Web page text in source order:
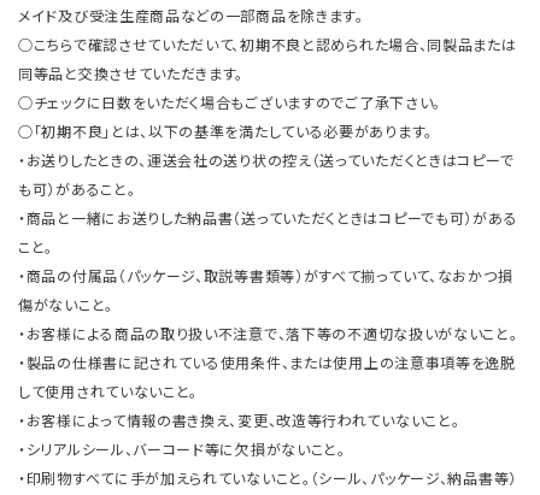
メイド及び受注生産商品などの一部商品を除きます。
○こちらで確認させていただいて、初期不良と認められた場合、同製品または
同等品と交換させていただきます。
○チェックに日数をいただく場合もございますのでご了承下さい。
○「初期不良」とは、以下の基準を満たしている必要があります。
・お送りしたときの、運送会社の送り状の控え（送っていただくときはコピーで
も可）があること。
・商品と一緒にお送りした納品書（送っていただくときはコピーでも可）がある
こと。
・商品の付属品（パッケージ、取説等書類等）がすべて揃っていて、なおかつ損
傷がないこと。
・お客様による商品の取り扱い不注意で、落下等の不適切な扱いがないこと。
・製品の仕様書に記されている使用条件、または使用上の注意事項等を逸脱
して使用されていないこと。
・お客様によって情報の書き換え、変更、改造等行われていないこと。
・シリアルシール、バーコード等に欠損がないこと。
・印刷物すべてに手が加えられていないこと。（シール、パッケージ、納品書等）